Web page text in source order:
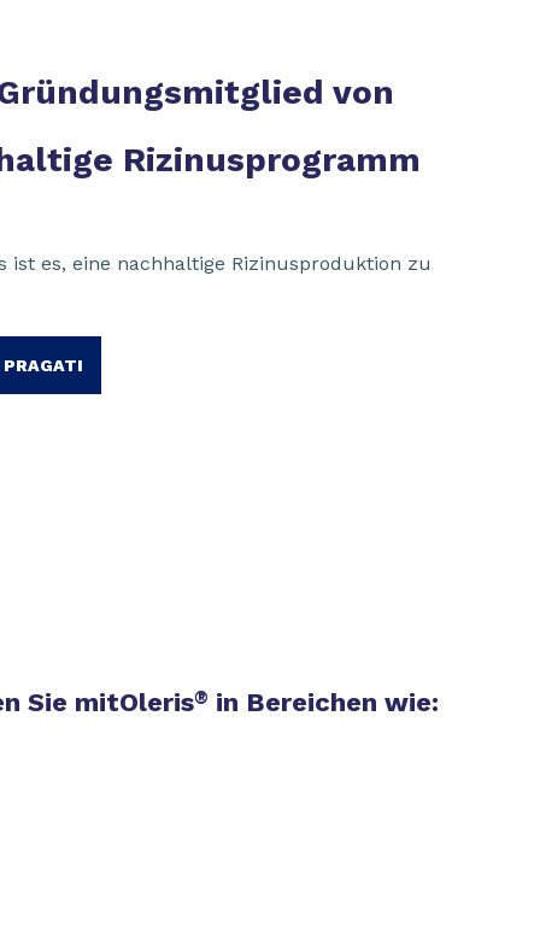
von
Rizinusprogramm
ist es, eine nachhaltige Rizinusproduktion zu
PRAGATI
Sie mitOleris® in Bereichen wie: